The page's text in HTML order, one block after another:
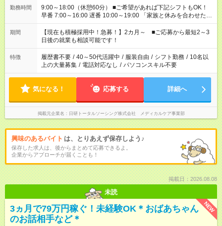
勤務時間
9:00～18:00（休憩60分） ■ご希望があれば下記シフトもOK！
早番 7:00～16:00 遅番 10:00～19:00 「家族と休みを合わせた
い」 「余裕を持って夕飯の準備がしたい」 「できれば残業はし
たくない」 など、ご希望を教えてくださいね。 ※Wワーク希望
の方へ 今ご覧のお仕事で希望する勤務時間と、もう1つのお仕事
の勤務時間。 合計で週40時間を超える場合は応募できません。
期間
【現在も積極採用中！急募！】2カ月～ ■ご応募から最短2～3
日後の就業も相談可能です！
特徴 履歴書不要 / 40～50代活躍中 / 服装自由 / シフト勤務 / 10名以
上の大量募集 / 電話対応なし / パソコンスキル不要
気になる！ 応募する 詳細へ
掲載元企業名 日研トータルソーシング株式会社 メディカルケア事業部
興味のあるバイト は、とりあえず保存しよう♪
保存した求人は、後からまとめて応募できるよ。
企業からアプローチが届くことも！
掲載日：2026.08.08
未読
NEW
3ヵ月で79万円稼ぐ！未経験OK＊おばあちゃん
のお話相手など＊